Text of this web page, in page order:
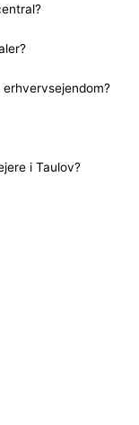
i Taulov?